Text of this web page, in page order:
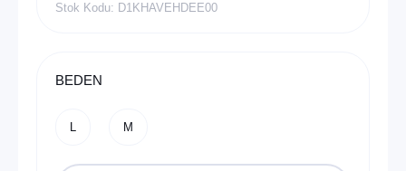
Stok Kodu: D1KHAVEHDEE00
BEDEN
L M